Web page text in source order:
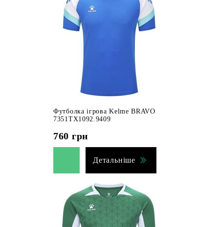
Футболка ігрова Kelme BRAVO
7351TX1092.9409
760 грн
Детальніше